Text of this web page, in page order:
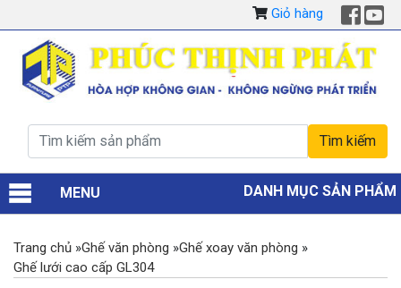
Giỏ hàng
MENU DANH MỤC SẢN PHẨM
Trang chủ »Ghế văn phòng »Ghế xoay văn phòng »
Ghế lưới cao cấp GL304